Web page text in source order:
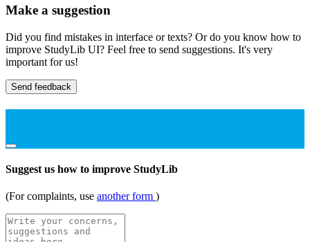
Make a suggestion
Did you find mistakes in interface or texts? Or do you know how to
improve StudyLib UI? Feel free to send suggestions. It's very
important for us!
Send feedback
Suggest us how to improve StudyLib
(For complaints, use another form )